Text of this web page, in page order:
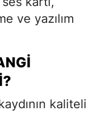
ve yazılım
kaliteli